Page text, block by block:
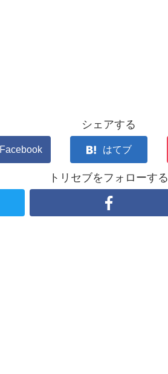
シェアする
Facebook はてブ
トリセブをフォローする